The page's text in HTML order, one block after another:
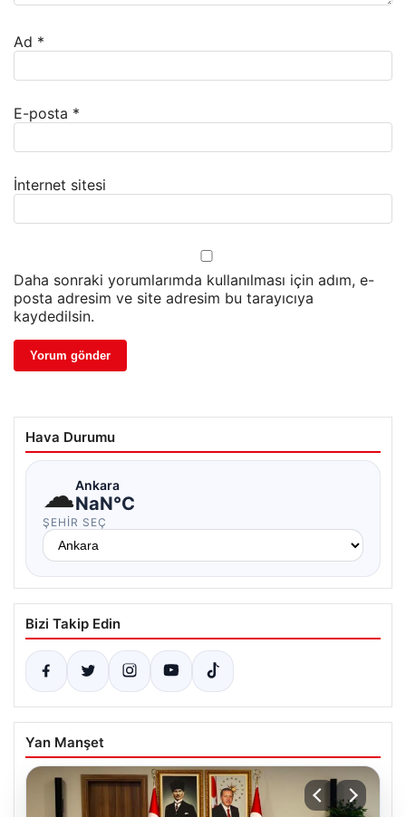
Ad *
E-posta *
İnternet sitesi
Daha sonraki yorumlarımda kullanılması için adım, e-
posta adresim ve site adresim bu tarayıcıya
kaydedilsin.
Hava Durumu
☁Ankara
NaN°C
ŞEHIR SEÇ
Bizi Takip Edin
Yan Manşet